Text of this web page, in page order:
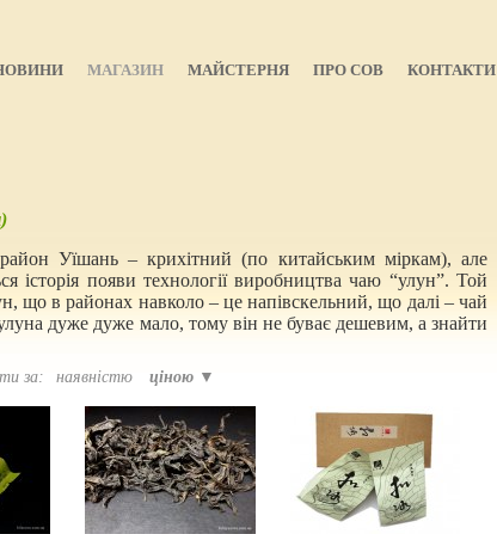
МАГАЗИН МАЙСТЕРНЯ ПРО СОВ КОНТАКТИ
Уїшань – крихітний (по китайським міркам), але
історія появи технології виробництва чаю “улун”. Той
що в районах навколо – це напівскельний, що далі – чай
дуже дуже мало, тому він не буває дешевим, а знайти
за:
наявністю ціною ▼